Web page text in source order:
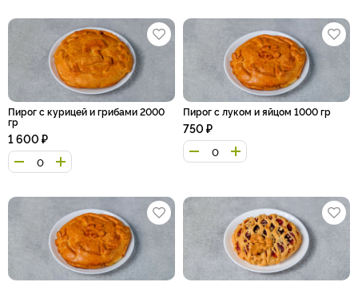
Пирог с курицей и грибами 2000
гр
1 600 ₽
Пирог с луком и яйцом 1000 гр
750 ₽